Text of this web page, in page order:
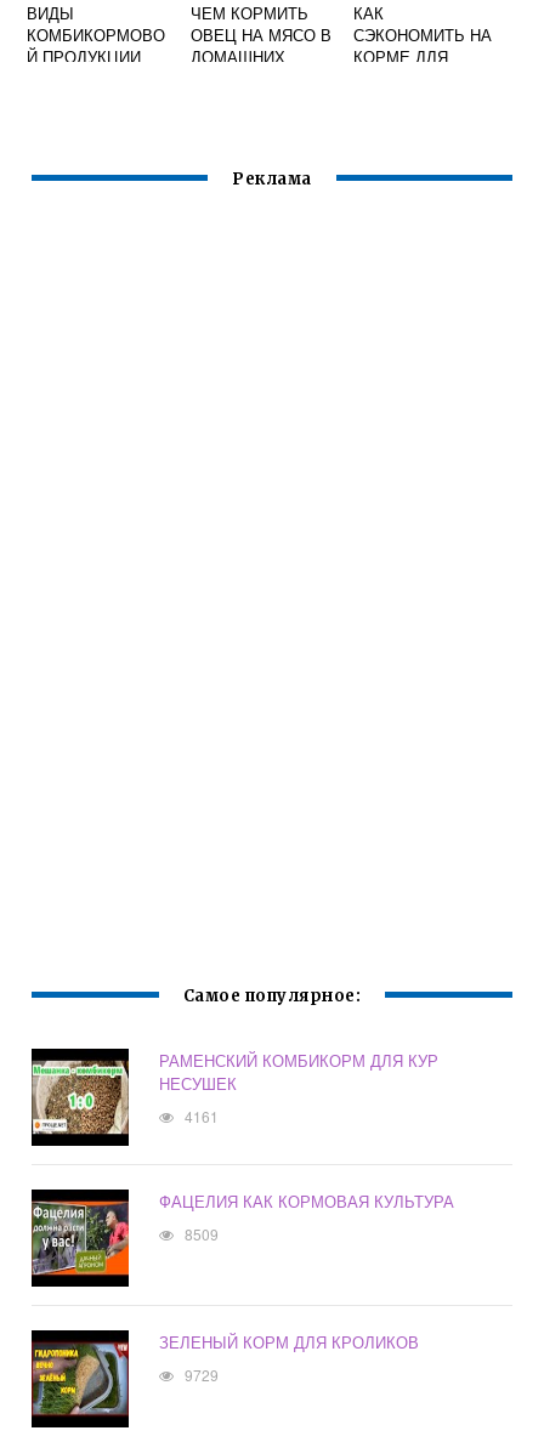
ВИДЫ
КОМБИКОРМОВО
Й ПРОДУКЦИИ
ЧЕМ КОРМИТЬ
ОВЕЦ НА МЯСО В
ДОМАШНИХ
КАК
СЭКОНОМИТЬ НА
КОРМЕ ДЛЯ
Реклама
Самое популярное:
РАМЕНСКИЙ КОМБИКОРМ ДЛЯ КУР
НЕСУШЕК
4161
ФАЦЕЛИЯ КАК КОРМОВАЯ КУЛЬТУРА
8509
ЗЕЛЕНЫЙ КОРМ ДЛЯ КРОЛИКОВ
9729